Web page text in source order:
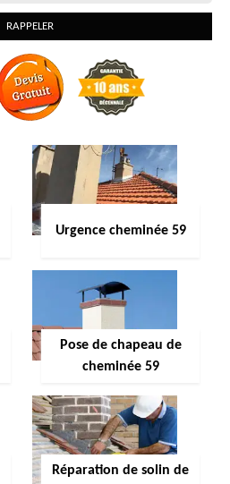
Urgence cheminée 59
Pose de chapeau de
cheminée 59
Réparation de solin de